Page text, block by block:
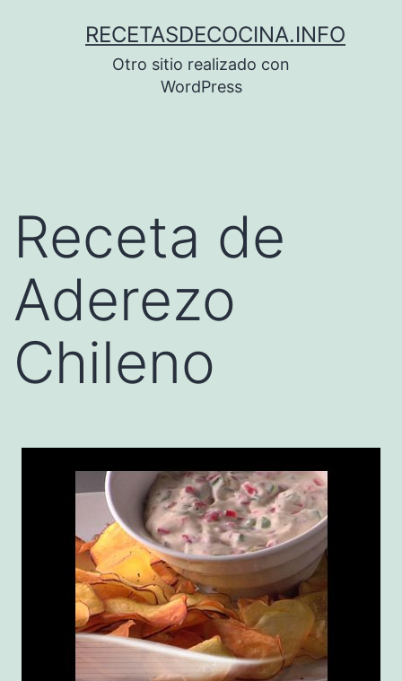
RECETASDECOCINA.INFO
Otro sitio realizado con
WordPress
Receta de
Aderezo
Chileno